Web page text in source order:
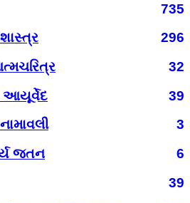
735
296
32
આયૂર્વેદ
39
3
જતન
6
39